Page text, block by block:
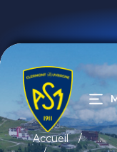
Accueil ...